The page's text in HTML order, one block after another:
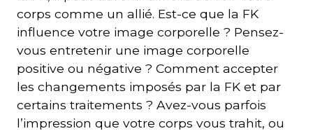
corps comme un allié. Est-ce que la FK
influence votre image corporelle ? Pensez-
vous entretenir une image corporelle
positive ou négative ? Comment accepter
les changements imposés par la FK et par
certains traitements ? Avez-vous parfois
l’impression que votre corps vous trahit, ou